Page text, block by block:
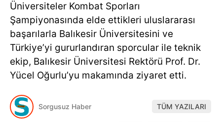
WhatsApp İhbar
Hattı
MAGAZİN
EĞİTİM
DİĞER
Üniversiteler Kombat Sporları
Şampiyonasında elde ettikleri uluslararası
başarılarla Balıkesir Üniversitesini ve
Türkiye’yi gururlandıran sporcular ile teknik
ekip, Balıkesir Üniversitesi Rektörü Prof. Dr.
Yücel Oğurlu’yu makamında ziyaret etti.
Sorgusuz Haber TÜM YAZILARI